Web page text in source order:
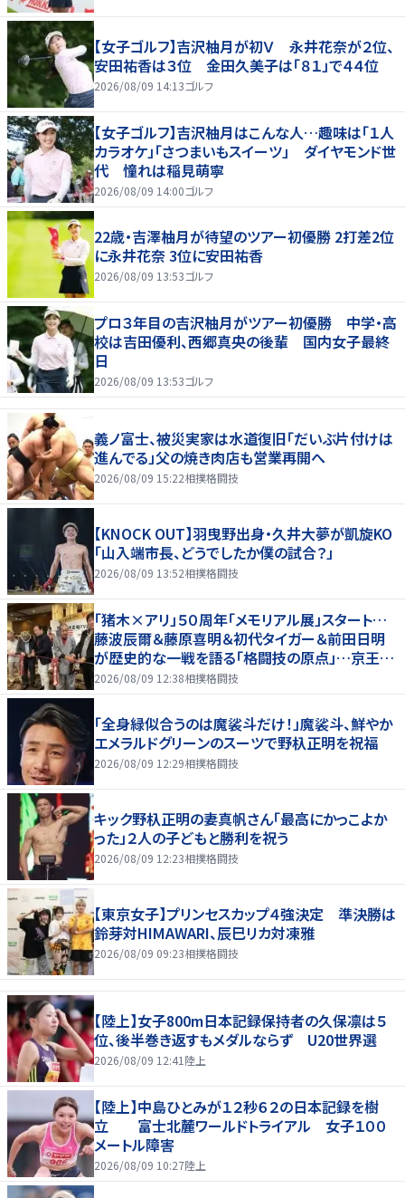
【女子ゴルフ】吉沢柚月が初Ｖ 永井花奈が２位、
安田祐香は３位 金田久美子は「８１」で４４位
2026/08/09 14:13ゴルフ
【女子ゴルフ】吉沢柚月はこんな人…趣味は「１人
カラオケ」「さつまいもスイーツ」 ダイヤモンド世
代 憧れは稲見萌寧
2026/08/09 14:00ゴルフ
22歳・吉澤柚月が待望のツアー初優勝 2打差2位
に永井花奈 3位に安田祐香
2026/08/09 13:53ゴルフ
プロ３年目の吉沢柚月がツアー初優勝 中学・高
校は吉田優利、西郷真央の後輩 国内女子最終
日
2026/08/09 13:53ゴルフ
義ノ富士、被災実家は水道復旧「だいぶ片付けは
進んでる」父の焼き肉店も営業再開へ
2026/08/09 15:22相撲格闘技
【KNOCK OUT】羽曳野出身・久井大夢が凱旋KO
「山入端市長、どうでしたか僕の試合？」
2026/08/09 13:52相撲格闘技
「猪木×アリ」５０周年「メモリアル展」スタート…
藤波辰爾＆藤原喜明＆初代タイガー＆前田日明
が歴史的な一戦を語る「格闘技の原点」…京王プ
ラザホテルで３１日まで
2026/08/09 12:38相撲格闘技
「全身緑似合うのは魔裟斗だけ！」魔裟斗、鮮やか
エメラルドグリーンのスーツで野杁正明を祝福
2026/08/09 12:29相撲格闘技
キック野杁正明の妻真帆さん「最高にかっこよか
った」２人の子どもと勝利を祝う
2026/08/09 12:23相撲格闘技
【東京女子】プリンセスカップ４強決定 準決勝は
鈴芽対HIMAWARI、辰巳リカ対凍雅
2026/08/09 09:23相撲格闘技
【陸上】女子800m日本記録保持者の久保凛は５
位、後半巻き返すもメダルならず U20世界選
2026/08/09 12:41 陸上
【陸上】中島ひとみが１２秒６２の日本記録を樹
立 富士北麓ワールドトライアル 女子１００
メートル障害
2026/08/09 10:27陸上